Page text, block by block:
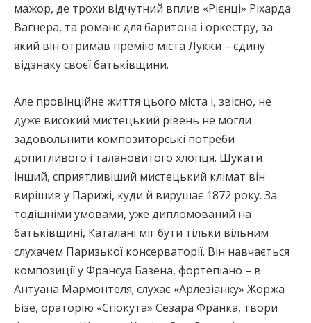
мажор, де трохи відчутний вплив «Рієнці» Ріхарда
Вагнера, та романс для баритона і оркестру, за
який він отримав премію міста Лукки – єдину
відзнаку своєї батьківщини.
Але провінційне життя цього міста і, звісно, не
дуже високий мистецький рівень не могли
задовольнити композиторські потреби
допитливого і талановитого хлопця. Шукати
інший, сприятливіший мистецький клімат він
вирішив у Парижі, куди й вирушає 1872 року. За
тодішніми умовами, уже дипломований на
батьківщині, Каталані міг бути тільки вільним
слухачем Паризької консерваторії. Він навчається
композиції у Франсуа Базена, фортепіано – в
Антуана Мармонтеля; слухає «Арлезіанку» Жоржа
Бізе, ораторію «Спокута» Сезара Франка, твори